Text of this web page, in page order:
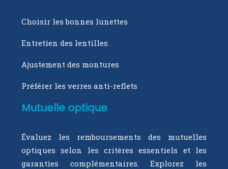
Choisir les bonnes lunettes
Entretien des lentilles
Ajustement des montures
Préférer les verres anti-reflets
Mutuelle optique
Évaluez les remboursements des mutuelles
optiques selon les critères essentiels et les
garanties complémentaires. Explorez les